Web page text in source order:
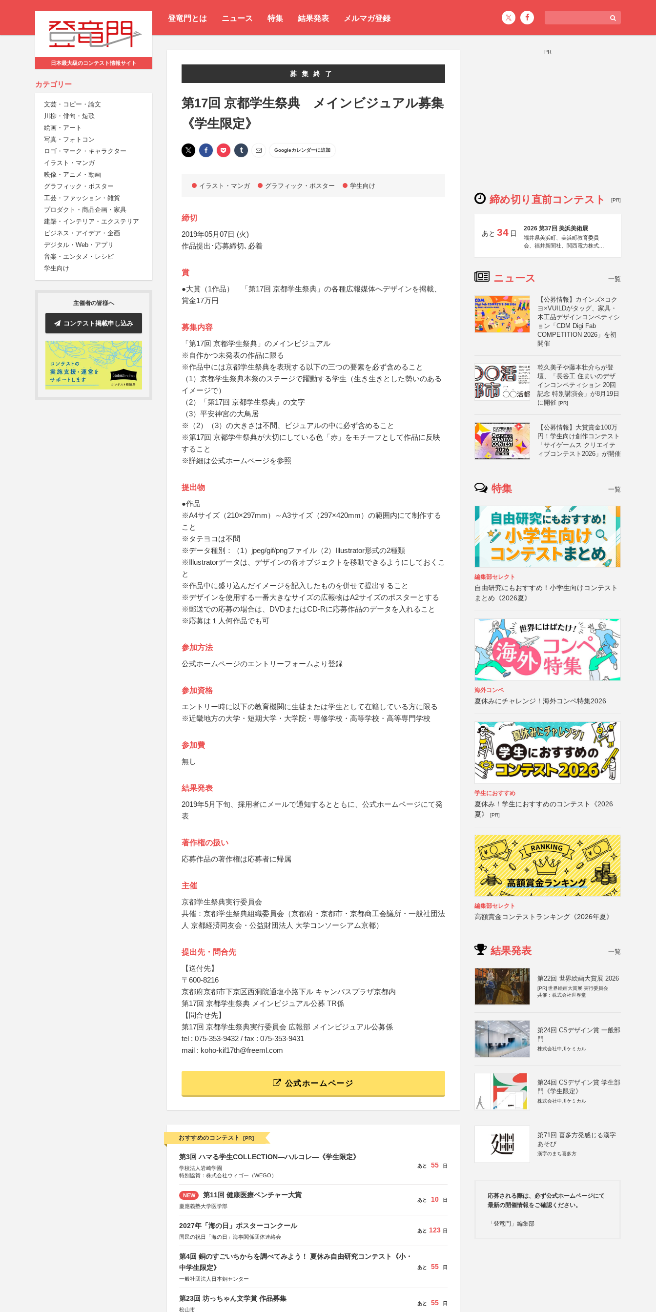
登竜門とは ニュース 特集 結果発表 メルマガ登録
日本最大級のコンテスト情報サイト
カテゴリー
文芸・コピー・論文
川柳・俳句・短歌
絵画・アート
写真・フォトコン
ロゴ・マーク・キャラクター
イラスト・マンガ
映像・アニメ・動画
グラフィック・ポスター
工芸・ファッション・雑貨
プロダクト・商品企画・家具
建築・インテリア・エクステリア
ビジネス・アイデア・企画
デジタル・Web・アプリ
音楽・エンタメ・レシピ
学生向け
主催者の皆様へ
コンテスト掲載申し込み
募集終了
第17回 京都学生祭典 メインビジュアル募集
《学生限定》
Googleカレンダーに追加
イラスト・マンガ グラフィック・ポスター 学生向け
締切
2019年05月07日 (火)
作品提出･応募締切､必着
賞
●大賞（1作品） 「第17回 京都学生祭典」の各種広報媒体へデザインを掲載、
賞金17万円
募集内容
「第17回 京都学生祭典」のメインビジュアル
※自作かつ未発表の作品に限る
※作品中には京都学生祭典を表現する以下の三つの要素を必ず含めること
（1）京都学生祭典本祭のステージで躍動する学生（生き生きとした勢いのある
イメージで）
（2）「第17回 京都学生祭典」の文字
（3）平安神宮の大鳥居
※（2）（3）の大きさは不問、ビジュアルの中に必ず含めること
※第17回 京都学生祭典が大切にしている色「赤」をモチーフとして作品に反映
すること
※詳細は公式ホームページを参照
提出物
●作品
※A4サイズ（210×297mm）～A3サイズ（297×420mm）の範囲内にて制作する
こと
※タテヨコは不問
※データ種別：（1）jpeg/gif/pngファイル（2）Illustrator形式の2種類
※Illustratorデータは、デザインの各オブジェクトを移動できるようにしておくこ
と
※作品中に盛り込んだイメージを記入したものを併せて提出すること
※デザインを使用する一番大きなサイズの広報物はA2サイズのポスターとする
※郵送での応募の場合は、DVDまたはCD-Rに応募作品のデータを入れること
※応募は１人何作品でも可
参加方法
公式ホームページのエントリーフォームより登録
参加資格
エントリー時に以下の教育機関に生徒または学生として在籍している方に限る
※近畿地方の大学・短期大学・大学院・専修学校・高等学校・高等専門学校
参加費
無し
結果発表
2019年5月下旬、採用者にメールで通知するとともに、公式ホームページにて発
表
著作権の扱い
応募作品の著作権は応募者に帰属
主催
京都学生祭典実行委員会
共催：京都学生祭典組織委員会（京都府・京都市・京都商工会議所・一般社団法
人 京都経済同友会・公益財団法人 大学コンソーシアム京都）
提出先・問合先
【送付先】
〒600-8216
京都府京都市下京区西洞院通塩小路下ル キャンパスプラザ京都内
第17回 京都学生祭典 メインビジュアル公募 TR係
【問合せ先】
第17回 京都学生祭典実行委員会 広報部 メインビジュアル公募係
tel : 075-353-9432 / fax : 075-353-9431
mail : koho-kif17th@freeml.com
公式ホームページ
おすすめのコンテスト [PR]
第3回 ハマる学生COLLECTION―ハルコレ―《学生限定》
学校法人岩崎学園
特別協賛：株式会社ウィゴー（WEGO）
あと 55 日
NEW 第11回 健康医療ベンチャー大賞
慶應義塾大学医学部
あと 10 日
2027年「海の日」ポスターコンクール
国民の祝日「海の日」海事関係団体連絡会
あと 123 日
第4回 銅のすごいちからを調べてみよう！ 夏休み自由研究コンテスト《小・
中学生限定》
一般社団法人日本銅センター
あと 55 日
第23回 坊っちゃん文学賞 作品募集
松山市
あと 55 日
PR
締め切り直前コンテスト [PR]
あと 34 日
2026 第37回 美浜美術展
福井県美浜町、美浜町教育委員
会、福井新聞社、関西電力株式会
ニュース 一覧
【公募情報】カインズ×コク
ヨ×VUILDがタッグ、家具・
木工品デザインコンペティシ
ョン「CDM Digi Fab
COMPETITION 2026」を初
開催
乾久美子や藤本壮介らが登
壇、「長谷工 住まいのデザ
インコンペティション 20回
記念 特別講演会」が8月19日
に開催 [PR]
【公募情報】大賞賞金100万
円！学生向け創作コンテスト
「サイゲームス クリエイテ
ィブコンテスト2026」が開催
特集 一覧
編集部セレクト
自由研究にもおすすめ！小学生向けコンテスト
まとめ《2026夏》
海外コンペ
夏休みにチャレンジ！海外コンペ特集2026
学生におすすめ
夏休み！学生におすすめのコンテスト《2026
夏》
[PR]
編集部セレクト
高額賞金コンテストランキング《2026年夏》
結果発表 一覧
第22回 世界絵画大賞展 2026
[PR] 世界絵画大賞展 実行委員会
共催：株式会社世界堂
第24回 CSデザイン賞 一般部
門
株式会社中川ケミカル
第24回 CSデザイン賞 学生部
門《学生限定》
株式会社中川ケミカル
第71回 喜多方発感じる漢字
あそび
漢字のまち喜多方
応募される際は、必ず公式ホームページにて
最新の開催情報をご確認ください。
「登竜門」編集部